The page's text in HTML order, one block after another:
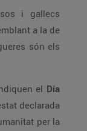
i gallecs
a la de
són els
el Día
declarada
per la